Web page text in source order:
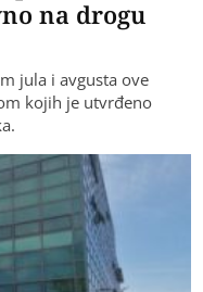
na drogu
jula i avgusta ove
kojih je utvrđeno